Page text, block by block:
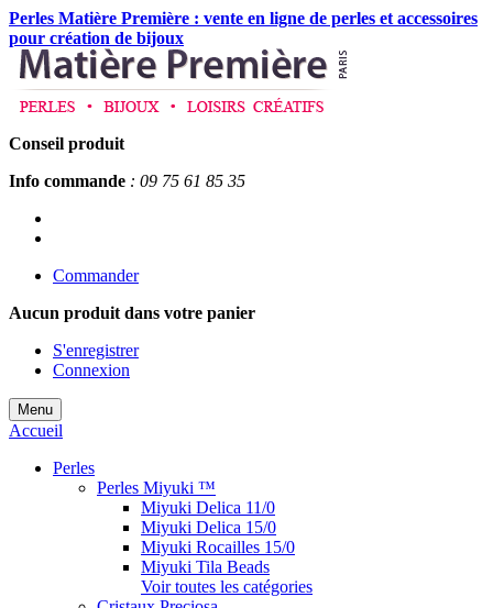
Perles Matière Première : vente en ligne de perles et accessoires
pour création de bijoux
Conseil produit
Info commande : 09 75 61 85 35
Commander
Aucun produit dans votre panier
S'enregistrer
Connexion
Menu
Accueil
Perles
Perles Miyuki ™
Miyuki Delica 11/0
Miyuki Delica 15/0
Miyuki Rocailles 15/0
Miyuki Tila Beads
Voir toutes les catégories